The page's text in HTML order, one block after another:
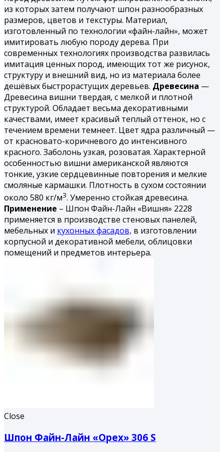
из которых затем получают шпон разнообразных
размеров, цветов и текстуры. Материал,
изготовленный по технологии «файн-лайн», может
имитировать любую породу дерева. При
современных технологиях производства развилась
имитация ценных пород, имеющих тот же рисунок,
структуру и внешний вид, но из материала более
дешёвых быстрорастущих деревьев. Древесина —
Древесина вишни твердая, с мелкой и плотной
структурой. Обладает весьма декоративными
качествами, имеет красивый теплый оттенок, но с
течением времени темнеет. Цвет ядра различный —
от красновато-коричневого до интенсивного
красного. Заболонь узкая, розоватая. Характерной
особенностью вишни американской являются
тонкие, узкие сердцевинные повторения и мелкие
смоляные кармашки. Плотность в сухом состоянии
около 580 кг/м3. Умеренно стойкая древесина.
Применение – Шпон Файн-Лайн «Вишня» 2228
применяется в производстве стеновых панелей,
мебельных и кухонных фасадов, в изготовлении
корпусной и декоративной мебели, облицовки
помещений и предметов интерьера.
Close
Шпон Файн-Лайн «Орех» 306 S